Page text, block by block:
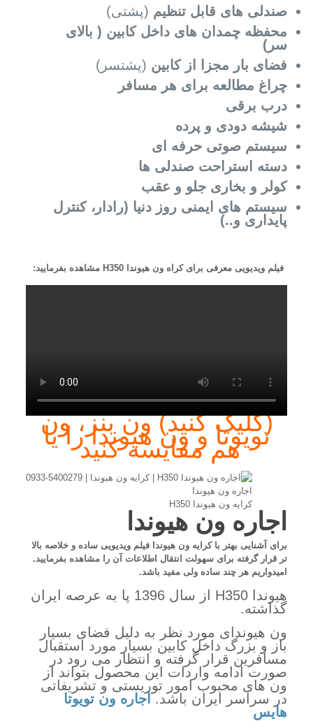
صندلی های قابل تنظیم (پشتی)
محفظه چمدان های داخل کابین ( بالای
سر)
فضای بار مجزا از کابین (پشتسر)
چراغ مطالعه برای هر مسافر
درب برقی
شیشه دودی و پرده
سیستم صوتی حرفه ای
دسته استراحت صندلی ها
کولر و بخاری جلو و عقب
سیستم های ایمنی روز دنیا (رادار، کنترل
پایداری و..)
فیلم ویدیویی معرفی برای کراه ون هیوندا H350 مشاهده بفرمایید:
(کلیک کنید) ون بنز، ون
تویوتا و ون هیوندا را یا
هم مقایسه کنید
اجاره ون هیوندا
کرایه ون هیوندا H350
اجاره ون هیوندا
برای آشنایی بهتر با کرایه ون هیوندا فیلم ویدیویی ساده و خلاصه بالا
تر قرار گرفته برای سهولت انتقال اطلاعات آن را مشاهده بفرمایید.
امیدواریم هر چند ساده ولی مفید باشد.
هیوندا H350 از سال 1396 پا به عرصه ایران
گذاشته.
ون هیوندای مورد نظر به دلیل فضای بسیار
باز و بزرگ داخل کابین بسیار مورد استقبال
مسافرین قرار گرفته و انتظار می رود در
صورت ادامه واردات این محصول بتواند از
ون های محبوب امور توریستی و تشریفاتی
در سراسر ایران باشد.اجاره ون تویوتا
هایس